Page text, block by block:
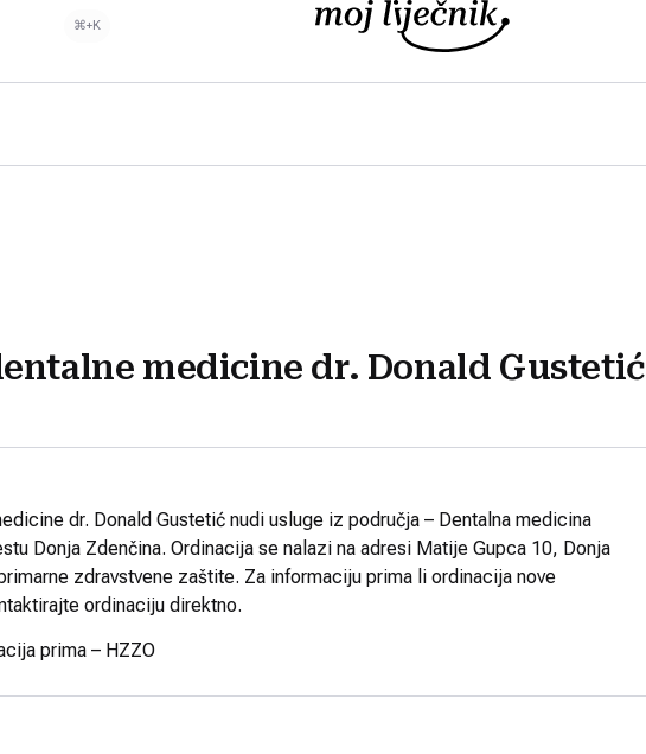
⌘+K
medicine dr. Donald Gustetić
dr. Donald Gustetić nudi usluge iz područja – Dentalna medicina
Donja Zdenčina. Ordinacija se nalazi na adresi Matije Gupca 10, Donja
zdravstvene zaštite. Za informaciju prima li ordinacija nove
ordinaciju direktno.
prima – HZZO